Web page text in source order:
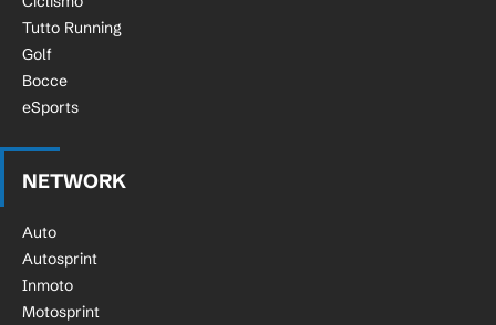
Tutto Running
Golf
Bocce
eSports
NETWORK
Auto
Autosprint
Inmoto
Motosprint